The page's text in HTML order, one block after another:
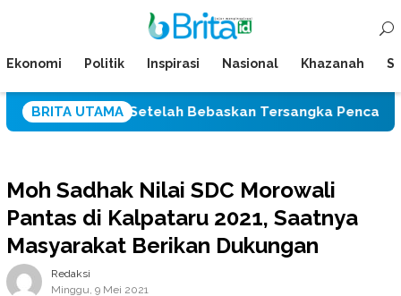
Mobile
Ekonomi Politik Inspirasi Nasional Khazanah
BRITA UTAMA
Setelah Bebaskan Tersangka Pencabulan Tiga Siswi
Moh Sadhak Nilai SDC Morowali
Pantas di Kalpataru 2021, Saatnya
Masyarakat Berikan Dukungan
Redaksi
Minggu, 9 Mei 2021